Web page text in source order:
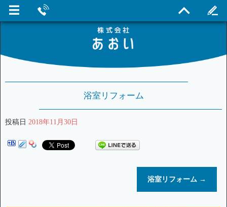
浴室リフォーム
投稿日 2018年11月30日
浴室リフォーム →